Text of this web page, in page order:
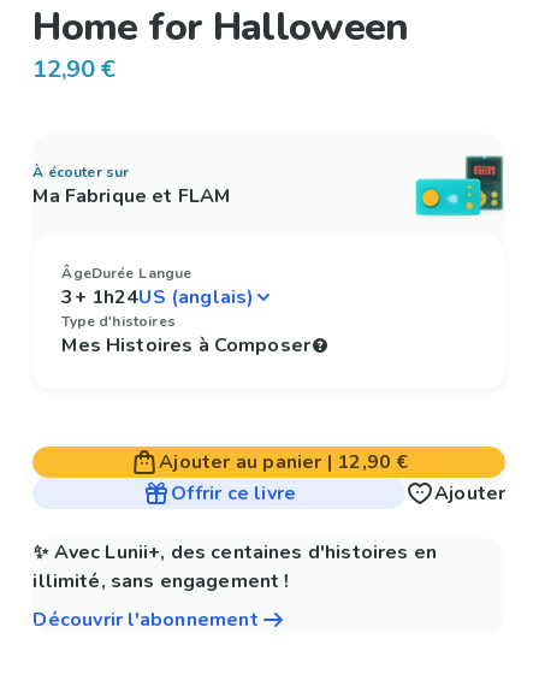
Home for Halloween
12,90 €
À écouter sur
Ma Fabrique et FLAM
Âge
3+
Durée
1h24
Langue
Type d'histoires
Mes Histoires à Composer
Ajouter au panier | 12,90 €
Offrir ce livre
Ajouter
✨ Avec Lunii+, des centaines d'histoires en
illimité, sans engagement !
Découvrir l'abonnement